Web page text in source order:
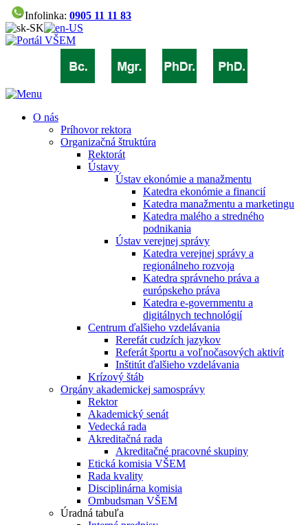
Infolinka: 0905 11 11 83
O nás
Príhovor rektora
Organizačná štruktúra
Rektorát
Ústavy
Ústav ekonómie a manažmentu
Katedra ekonómie a financií
Katedra manažmentu a marketingu
Katedra malého a stredného
podnikania
Ústav verejnej správy
Katedra verejnej správy a
regionálneho rozvoja
Katedra správneho práva a
európskeho práva
Katedra e-governmentu a
digitálnych technológií
Centrum ďalšieho vzdelávania
Rerefát cudzích jazykov
Referát športu a voľnočasových aktivít
Inštitút ďalšieho vzdelávania
Krízový štáb
Orgány akademickej samosprávy
Rektor
Akademický senát
Vedecká rada
Akreditačná rada
Akreditačné pracovné skupiny
Etická komisia VŠEM
Rada kvality
Disciplinárna komisia
Ombudsman VŠEM
Úradná tabuľa